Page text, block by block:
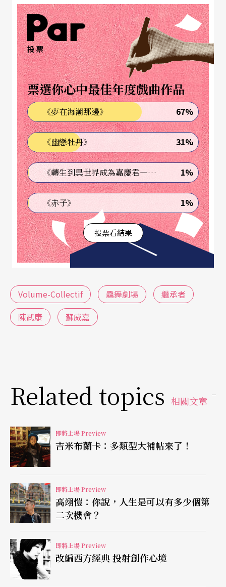
致，豈能掉頭回歸原處？
這是臨崖的召喚，驚奇的冒險。驫舞劇場藝術總監
陳武康和團長蘇威嘉，就在這召喚之下，邀集周書
毅、魏雋展、王靖惇、Shai Tamir等表演者，與聲
響藝術工作者澎葉生（Yannick Dauby）、蔡宛璇、
法國團隊Volume-Collectif等，展開一場浩大費時的
冒險，他們把這場表演的臨崖體驗，命名為「繼承
者」。
三週三部曲主題「繼承」內容不同
陳武康描述，《霧海上的流浪者》帶給他最大的思
考，在於「態度」：「站在懸崖邊看前方的海，有
點像是未來，大師們給你的養分和靈感，只能帶你
到岸邊，接下來呢？要往前還是往後？」
「我自己想往前。」陳武康肯定道。但邁步之前，
檢視自己作為繼承者究竟繼承了什麼，是必要的。
也因此，《繼承者》連續三週的展演內容全然不
「我們的身上都繼承了很多東西，但未必意識到。
我感覺繼承者很慘，因為不知道自己被什麼影響，
模樣繼續走下去……」蘇威嘉看待繼承者傾向悲
觀，個人的渺小、孤單，不只映現於時間的洪流
中，也與《霧海上的流浪者》中人和空間的對比緊
密呼應。
因此，在非劇場的巨型空間表演成為必然。蘇威嘉
與陳武康不約而同回憶起，到華山探勘場地時，看
著周書毅在偌大的烏梅酒廠中跳舞，如此孤寂、無
助，「卻又安全」，陳武康說。而蘇威嘉形容：
投票
票選你心中最佳年度戲曲作品
《夢在海潮那邊》 67%
《幽戀牡丹》 31%
《轉生到異世界成為嘉慶君—發現我的祖先是詐騙集團!?》 1%
《赤子》 1%
投票看結果
Volume-Collectif 驫舞劇場
繼承者
陳武康
蘇威嘉
Related topics 相關文章
即將上場 Preview
吉米布蘭卡：多類型大補帖來了！
即將上場 Preview
高翊愷：你說，人生是可以有多少個第
二次機會？
即將上場 Preview
改編西方經典 投射創作心境